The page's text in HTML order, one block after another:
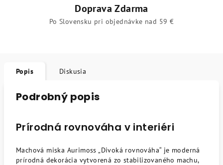
Doprava Zdarma
Po Slovensku pri objednávke nad 59 €
Popis Diskusia
Podrobný popis
Prírodná rovnováha v interiéri
Machová miska Aurimoss „Divoká rovnováha“ je moderná
prírodná dekorácia vytvorená zo stabilizovaného machu,